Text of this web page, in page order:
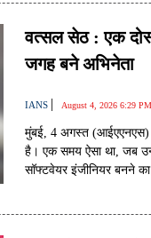
वत्सल सेठ : एक
जगह बने अभिनेता
IANS | August 4, 2026 6:29 PM
मुंबई, 4 अगस्त
है। एक समय ऐसा था, जब
सॉफ्टवेयर इंजीनियर बनने